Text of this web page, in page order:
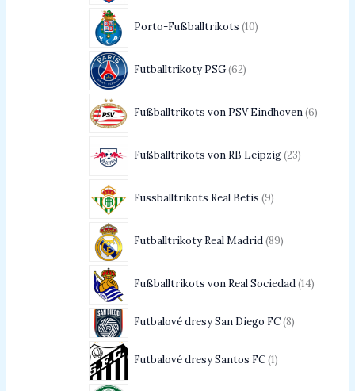
Porto-Fußballtrikots 10
Futballtrikoty PSG 62
Fußballtrikots von PSV Eindhoven 6
Fußballtrikots von RB Leipzig 23
Fussballtrikots Real Betis 9
Futballtrikoty Real Madrid 89
Fußballtrikots von Real Sociedad 14
Futbalové dresy San Diego FC 8
Futbalové dresy Santos FC 1